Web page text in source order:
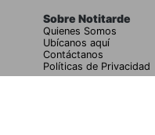
Sobre Notitarde
Quienes Somos
Ubícanos aquí
Contáctanos
Políticas de Privacidad